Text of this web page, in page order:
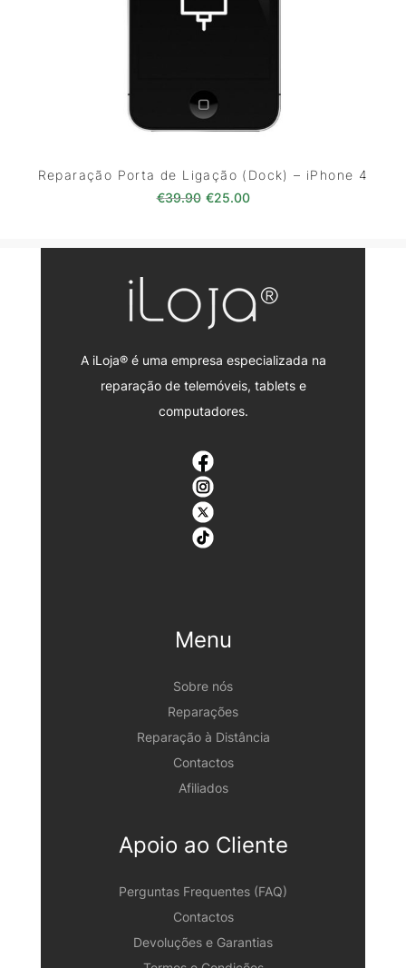
Reparação Porta de Ligação (Dock) – iPhone 4
€39.90 O preço original era: €39.90.
€25.00O preço atual é:
A iLoja® é uma empresa especializada na
reparação de telemóveis, tablets e
computadores.
Menu
Sobre nós
Reparações
Reparação à Distância
Contactos
Afiliados
Apoio ao Cliente
Perguntas Frequentes (FAQ)
Contactos
Devoluções e Garantias